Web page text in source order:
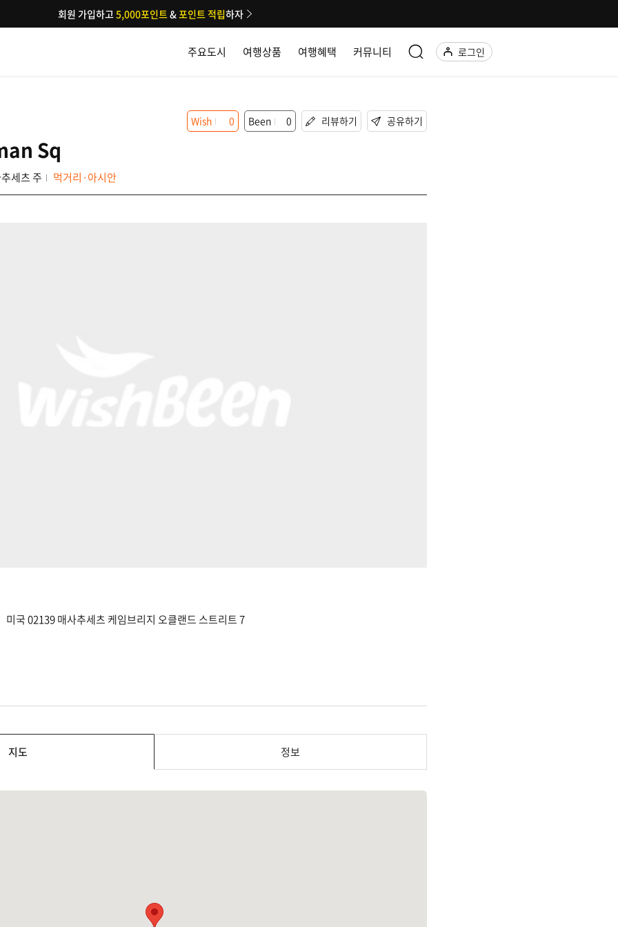
주요도시 여행상품 여행혜택 커뮤니티 로그인
회원 가입하고5,000포인트&포인트 적립하자
Sq
세츠 주 먹거리·아시안
Wish 0 Been 0 리뷰하기 공유하기
미국 02139 매사추세츠 케임브리지 오클랜드 스트리트 7
지도 정보